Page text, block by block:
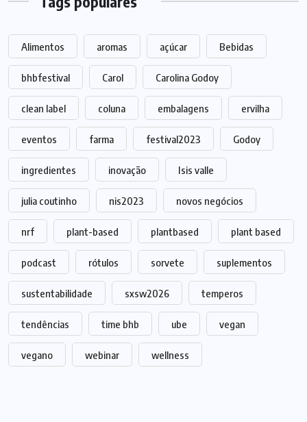
Alimentos aromas açúcar Bebidas
bhbfestival Carol Carolina Godoy
clean label coluna embalagens ervilha
eventos farma festival2023 Godoy
ingredientes inovação Isis valle
julia coutinho nis2023 novos negócios
nrf plant-based plantbased plant based
podcast rótulos sorvete suplementos
sustentabilidade sxsw2026 temperos
tendências time bhb ube vegan
vegano webinar wellness